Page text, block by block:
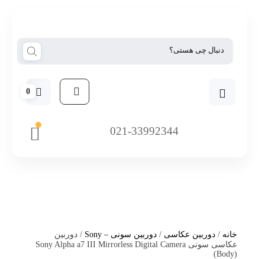
0
021-33992344
خانه / دوربین عکاسی / دوربین سونی – Sony
/ دوربین
عکاسی سونی Sony Alpha a7 III Mirrorless Digital Camera
(Body)